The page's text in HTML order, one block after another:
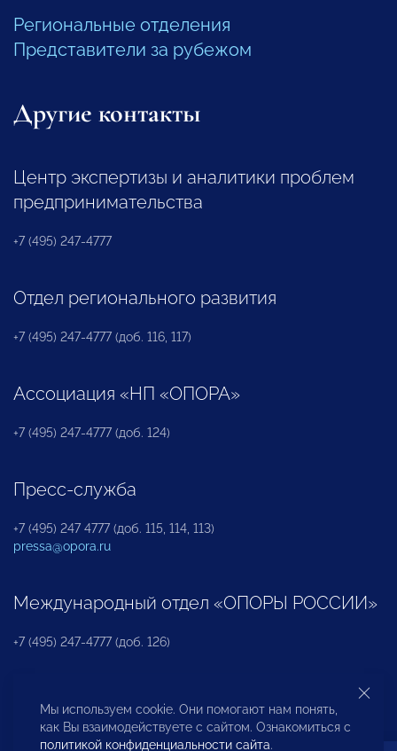
Региональные отделения
Представители за рубежом
Другие контакты
Центр экспертизы и аналитики проблем
предпринимательства
+7 (495) 247-4777
Отдел регионального развития
+7 (495) 247-4777 (доб. 116, 117)
Ассоциация «НП «ОПОРА»
+7 (495) 247-4777 (доб. 124)
Пресс-служба
+7 (495) 247 4777 (доб. 115, 114, 113)
pressa@opora.ru
Международный отдел «ОПОРЫ РОССИИ»
+7 (495) 247-4777 (доб. 126)
Бюро по защите прав предпринимателей и
инвесторов
Мы используем cookie. Они помогают нам понять,
как Вы взаимодействуете с сайтом. Ознакомиться с
политикой конфиденциальности сайта.